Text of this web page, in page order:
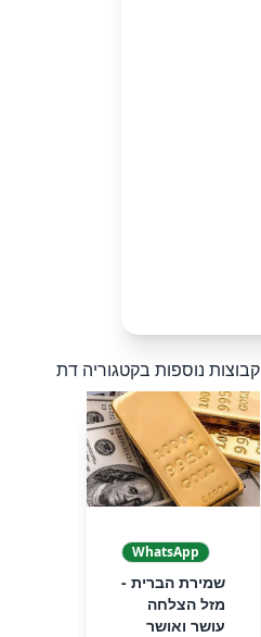
קבוצות נוספות בקטגוריה דת
WhatsApp
שמירת הברית -
מזל הצלחה
עושר ואושר